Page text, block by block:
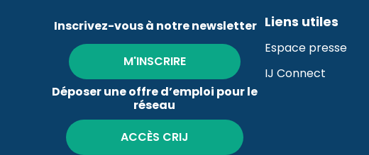
Inscrivez-vous à notre newsletter
M'INSCRIRE
Déposer une offre d’emploi pour le
réseau
ACCÈS CRIJ
Liens utiles
Espace presse
IJ Connect